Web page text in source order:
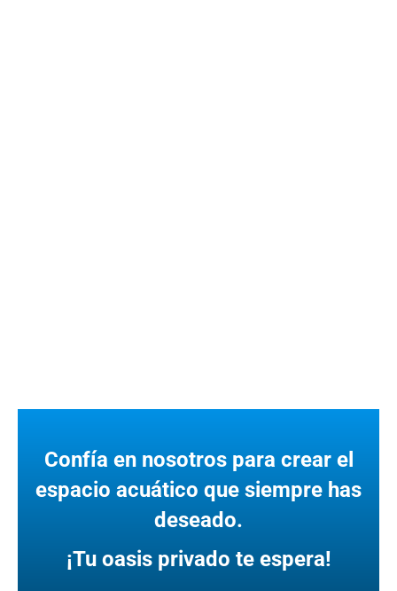
Confía en nosotros para crear el
espacio acuático que siempre has
deseado.
¡Tu oasis privado te espera!